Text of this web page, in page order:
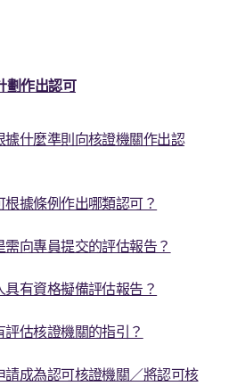
劃作出認可
據什麼準則向核證機關作出認
根據條例作出哪類認可？
需向專員提交的評估報告？
具有資格擬備評估報告？
評估核證機關的指引？
請成為認可核證機關／將認可核